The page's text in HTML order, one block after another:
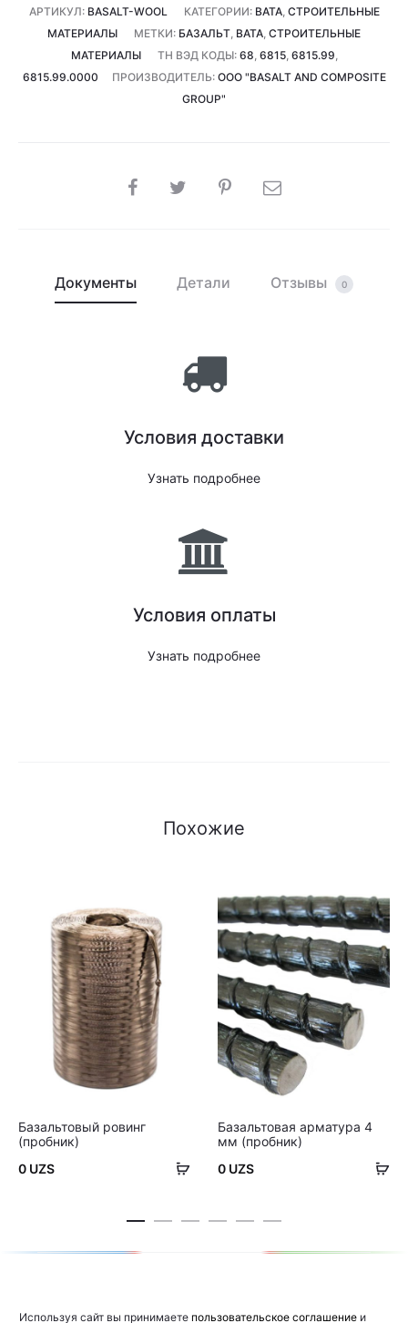
АРТИКУЛ: BASALT-WOOL КАТЕГОРИИ: ВАТА, СТРОИТЕЛЬНЫЕ
МАТЕРИАЛЫ
МЕТКИ: БАЗАЛЬТ ВАТА СТРОИТЕЛЬНЫЕ
МАТЕРИАЛЫ
ТН ВЭД КОДЫ: 68 6815, 6815.99
6815.99.0000
ПРОИЗВОДИТЕЛЬ: ООО "BASALT AND COMPOSITE
GROUP"
SHARE
Документы Детали Отзывы 0
Условия доставки
Узнать подробнее
Условия оплаты
Узнать подробнее
Похожие
В
Базальтовый ровинг
(пробник)
0 UZS
В
Базальтовая арматура 4
мм (пробник)
0 UZS
Используя сайт вы принимаете пользовательское соглашение и